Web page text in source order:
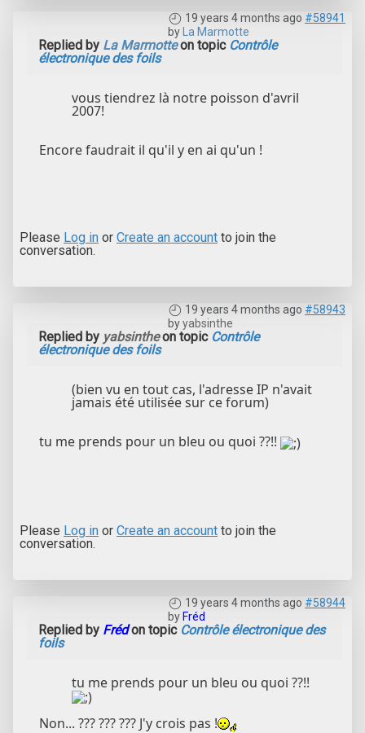
19 years 4 months ago #58941
by
La Marmotte
Replied by La Marmotteon topic Contrôle
électronique des foils
vous tiendrez là notre poisson d'avril
2007!
Encore faudrait il qu'il y en ai qu'un !
Please Log in or Create an account to join the
conversation.
19 years 4 months ago #58943
byyabsinthe
Replied by yabsintheon topic Contrôle
électronique des foils
(bien vu en tout cas, l'adresse IP n'avait
jamais été utilisée sur ce forum)
tu me prends pour un bleu ou quoi ??!!
Please Log in or Create an account to join the
conversation.
19 years 4 months ago #58944
by Fréd
Replied by Frédon topic Contrôle électronique des
foils
tu me prends pour un bleu ou quoi ??!!
Non... ??? ??? ??? J'y crois pas !